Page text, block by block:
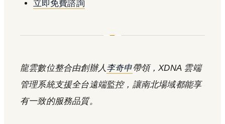
立即免費諮詢
龍雲數位整合由創辦人 李奇申帶領，XDNA 雲端
管理系統支援全台遠端監控，讓南北場域都能享
有一致的服務品質。